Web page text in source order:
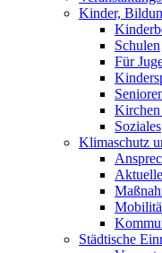
Kinder,
Schulen
Für
Kirchen
Soziales
Klimaschutz
Städtische